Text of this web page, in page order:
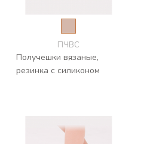
ПЧВС
Получешки вязаные,
резинка с силиконом